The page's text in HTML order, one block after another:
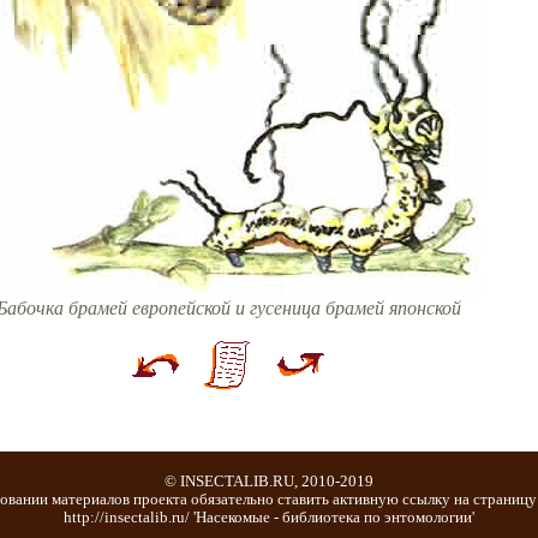
брамей европейской и гусеница брамей японской
© INSECTALIB.RU, 2010-2019
материалов проекта обязательно ставить активную ссылку на
http://insectalib.ru/ 'Насекомые - библиотека по энтомологии'